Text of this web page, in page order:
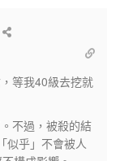
等我40級去挖就
不過，被殺的結
似乎」不會被人